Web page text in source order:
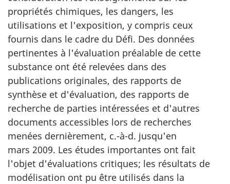
propriétés chimiques, les dangers, les
utilisations et l'exposition, y compris ceux
fournis dans le cadre du Défi. Des données
pertinentes à l'évaluation préalable de cette
substance ont été relevées dans des
publications originales, des rapports de
synthèse et d'évaluation, des rapports de
recherche de parties intéressées et d'autres
documents accessibles lors de recherches
menées dernièrement, c.-à-d. jusqu'en
mars 2009. Les études importantes ont fait
l'objet d'évaluations critiques; les résultats de
modélisation ont pu être utilisés dans la